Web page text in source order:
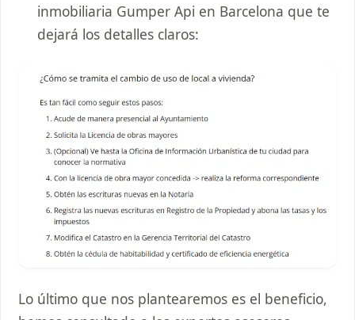
inmobiliaria Gumper Api en Barcelona que te
dejará los detalles claros:
Lo último que nos plantearemos es el beneficio,